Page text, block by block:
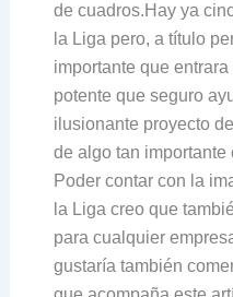
de cuadros.Hay ya
la Liga pero, a título
importante que
potente que seguro
ilusionante proyecto
de algo tan
Poder contar con la
la Liga creo que
para cualquier
gustaría también